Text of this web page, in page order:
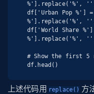
%'].replace('%', '',
df['Urban Pop %']
%'].replace('%', '',
df['World Share
%'].replace('%', '',
# Show the first 5
df.head()
上述代码用 replace() 方